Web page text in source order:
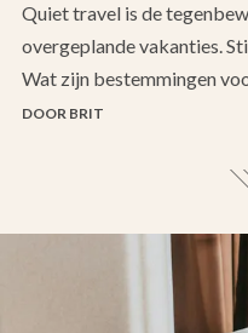
Quiet travel is de
overgeplande vakanties.
Wat zijn bestemmingen
DOOR BRIT